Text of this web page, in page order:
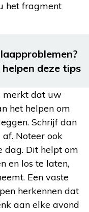
het fragment
helpen deze tips
merkt dat uw
het helpen om
Schrijf dan
Noteer ook
dag. Dit helpt om
en los te laten,
Een vaste
herkennen dat
aan elke avond